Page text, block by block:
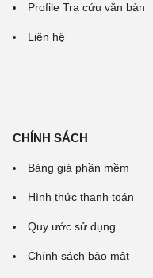
Profile Tra cứu văn bản
Liên hệ
CHÍNH SÁCH
Bảng giá phần mềm
Hình thức thanh toán
Quy ước sử dụng
Chính sách bảo mật